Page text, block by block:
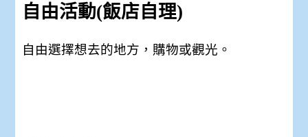
自由活動(飯店自理)
自由選擇想去的地方，購物或觀光。